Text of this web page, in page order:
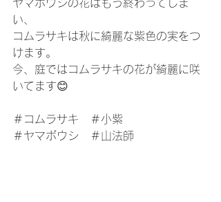
ヤマボウシの花はもう終わってしま
い、
コムラサキは秋に綺麗な紫色の実をつ
けます。
今、庭ではコムラサキの花が綺麗に咲
いてます😊
＃コムラサキ　＃小紫
＃ヤマボウシ　＃山法師